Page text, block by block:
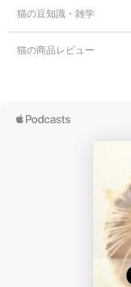
猫の豆知識・雑学
猫の商品レビュー